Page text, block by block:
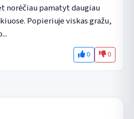
norėčiau pamatyt daugiau
Popieriuje viskas gražu,
0 0